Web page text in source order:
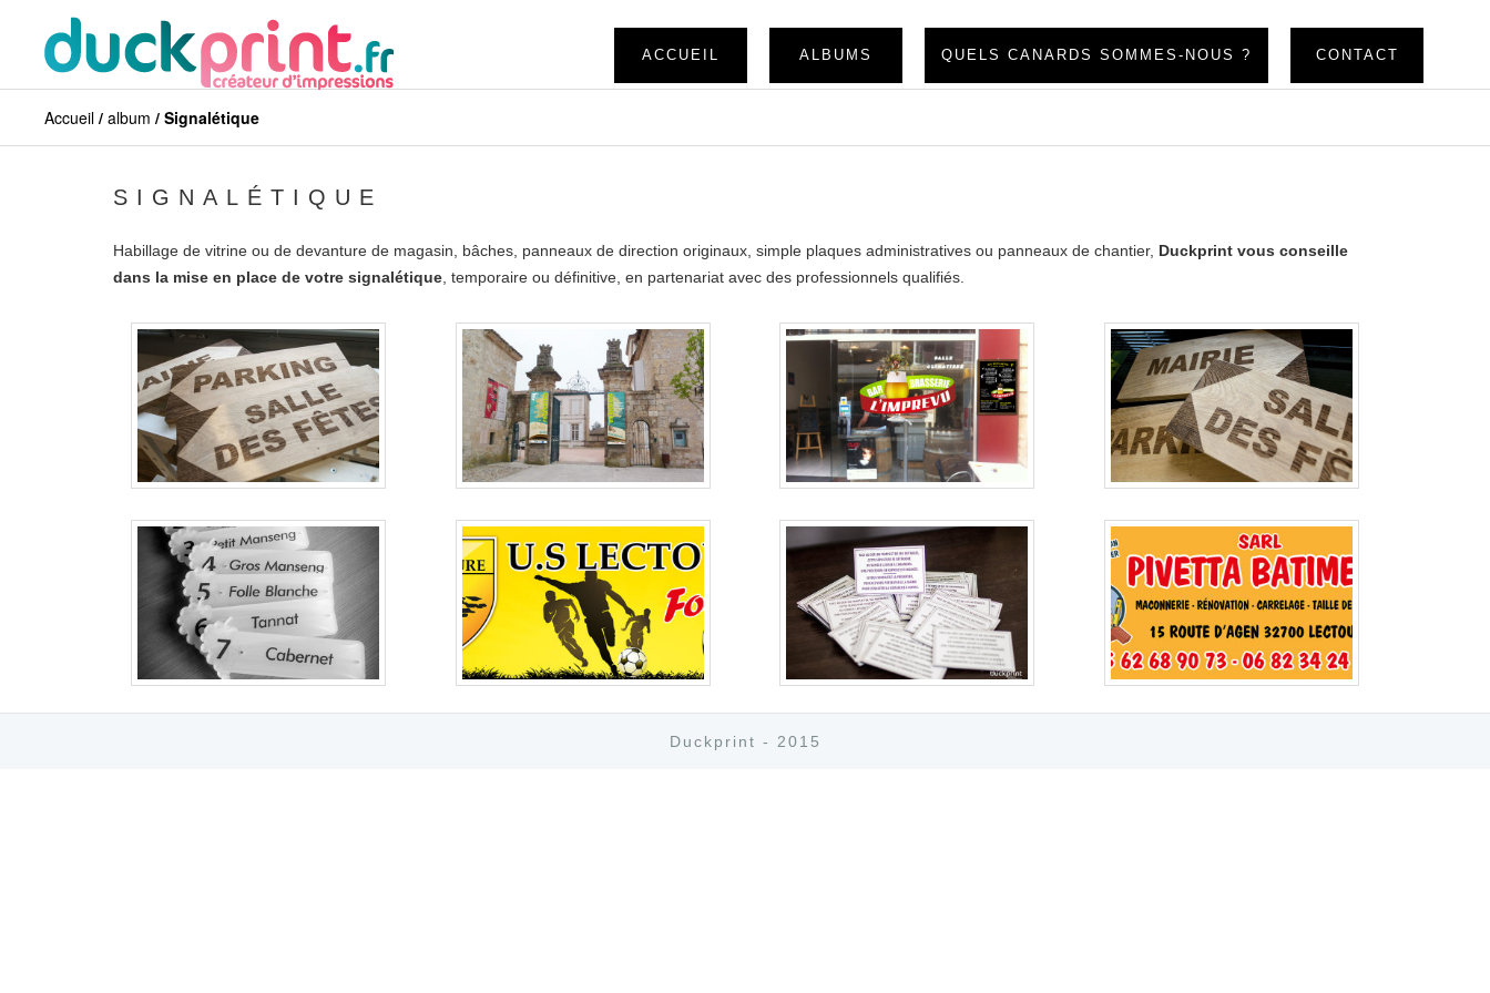
ACCUEIL ALBUMS QUELS CANARDS SOMMES-NOUS ? CONTACT
Accueil / album / Signalétique
SIGNALÉTIQUE
Habillage de vitrine ou de devanture de magasin, bâches, panneaux de direction originaux, simple plaques administratives ou panneaux de chantier, Duckprint vous conseille
dans la mise en place de votre signalétique , temporaire ou définitive, en partenariat avec des professionnels qualifiés.
Duckprint - 2015